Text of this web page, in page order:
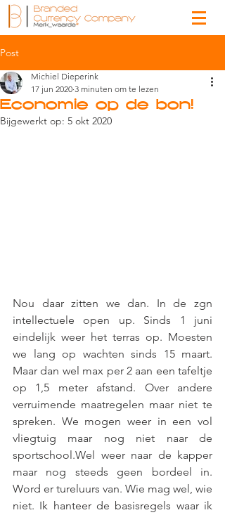
Post
Economie op de bon!
Michiel Dieperink
17 jun 2020 3 minuten om te lezen
Bijgewerkt op: 5 okt 2020
Nou daar zitten we dan. In de zgn
intellectuele open up. Sinds 1 juni
eindelijk weer het terras op. Moesten
we lang op wachten sinds 15 maart.
Maar dan wel max per 2 aan een tafeltje
op 1,5 meter afstand. Over andere
verruimende maatregelen maar niet te
spreken. We mogen weer in een vol
vliegtuig maar nog niet naar de
sportschool.Wel weer naar de kapper
maar nog steeds geen bordeel in.
Word er tureluurs van. Wie mag wel, wie
niet. Ik hanteer de basisregels waar ik